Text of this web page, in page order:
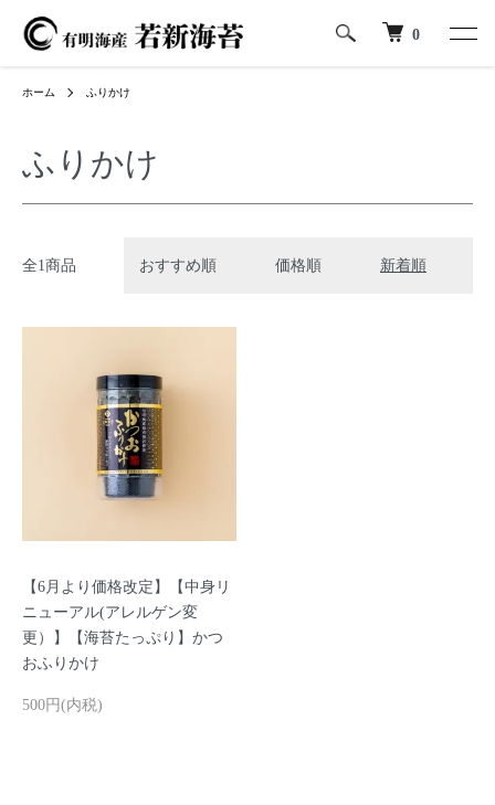
0
ホーム ふりかけ
ふりかけ
全1商品 おすすめ順 価格順 新着順
【6月より価格改定】【中身リ
ニューアル(アレルゲン変
更）】【海苔たっぷり】かつ
おふりかけ
500円(内税)